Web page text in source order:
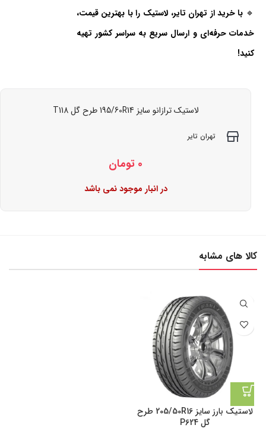
🔹 با خرید از تهران تایر، لاستیک را با بهترین قیمت،
خدمات حرفه‌ای و ارسال سریع به سراسر کشور تهیه
کنید!
لاستیک ترازانو سایز 195/60R14 طرح گل T118
تهران تایر
0 تومان
در انبار موجود نمی باشد
کالا های مشابه
لاستیک بارز سایز 205/50R16 طرح
گل P624